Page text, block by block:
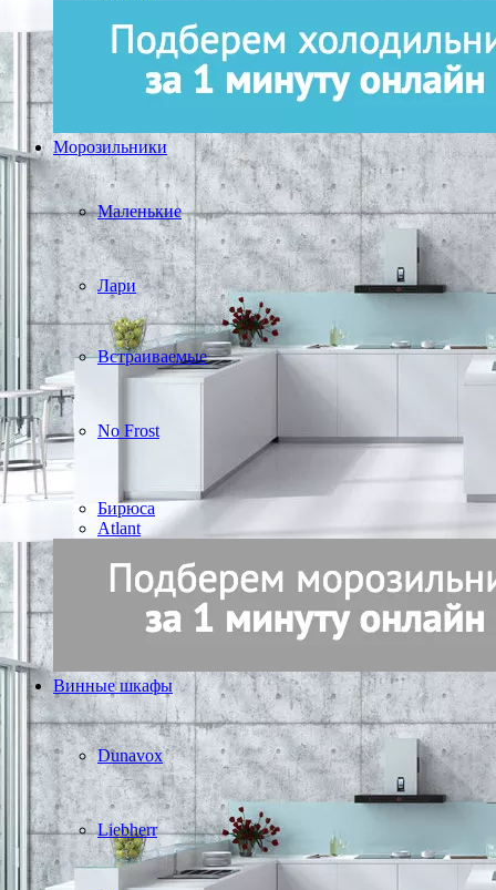
Морозильники
Маленькие
Лари
Встраиваемые
No Frost
Бирюса
Atlant
Винные шкафы
Dunavox
Liebherr